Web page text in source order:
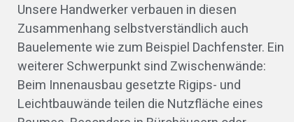
Unsere Handwerker verbauen in diesen
Zusammenhang selbstverständlich auch
Bauelemente wie zum Beispiel Dachfenster. Ein
weiterer Schwerpunkt sind Zwischenwände:
Beim Innenausbau gesetzte Rigips- und
Leichtbauwände teilen die Nutzfläche eines